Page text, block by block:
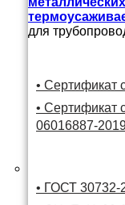
для
• Сертификат
• Сертификат
06016887-
• ГОСТ 30732-